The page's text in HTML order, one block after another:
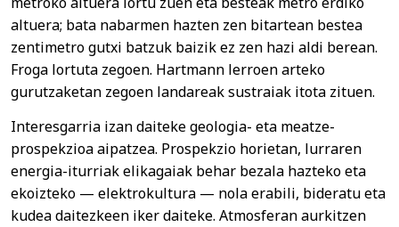
altuera; bata nabarmen hazten zen bitartean bestea
zentimetro gutxi batzuk baizik ez zen hazi aldi berean.
Froga lortuta zegoen. Hartmann lerroen arteko
gurutzaketan zegoen landareak sustraiak itota zituen.
Interesgarria izan daiteke geologia- eta meatze-
prospekzioa aipatzea. Prospekzio horietan, lurraren
energia-iturriak elikagaiak behar bezala hazteko eta
ekoizteko — elektrokultura — nola erabili, bideratu eta
kudea daitezkeen iker daiteke. Atmosferan aurkitzen